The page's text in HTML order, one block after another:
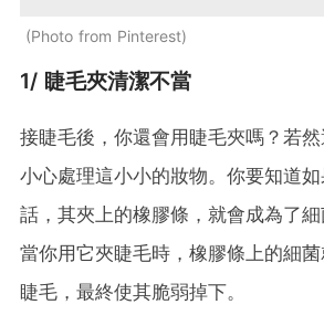
Photo from Pinterest
1/ 睫毛夾清潔不當
接睫毛後，你還會用睫毛夾嗎？若
小心處理這小小的妝物。你要知道
話，其夾上的橡膠條，就會成為了細
當你用它夾睫毛時，橡膠條上的細菌
睫毛，最終使其脆弱掉下。